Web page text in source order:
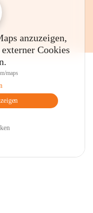
anzuzeigen,
Cookies
maps